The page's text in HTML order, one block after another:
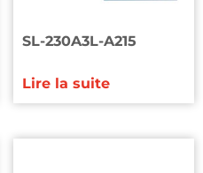
SL-230A3L-A215
Lire la suite